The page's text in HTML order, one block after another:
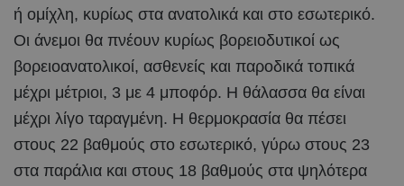
ή ομίχλη, κυρίως στα ανατολικά και στο εσωτερικό.
Οι άνεμοι θα πνέουν κυρίως βορειοδυτικοί ως
βορειοανατολικοί, ασθενείς και παροδικά τοπικά
μέχρι μέτριοι, 3 με 4 μποφόρ. Η θάλασσα θα είναι
μέχρι λίγο ταραγμένη. Η θερμοκρασία θα πέσει
στους 22 βαθμούς στο εσωτερικό, γύρω στους 23
στα παράλια και στους 18 βαθμούς στα ψηλότερα